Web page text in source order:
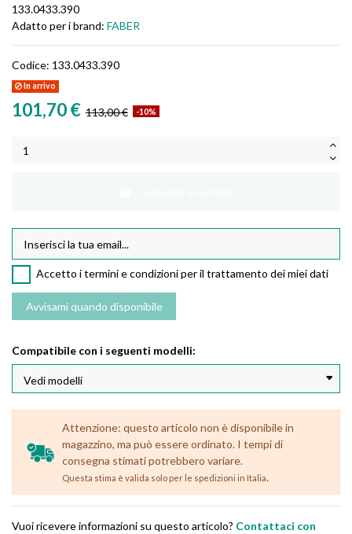
133.0433.390
Adatto per i brand: FABER
Codice: 133.0433.390
In arrivo
101,70 € 113,00 € -10%
Accetto i termini e condizioni per il trattamento dei miei dati
Compatibile con i seguenti modelli:
Attenzione: questo articolo non è disponibile in
magazzino, ma può essere ordinato. I tempi di
consegna stimati potrebbero variare.
Questa stima è valida solo per le spedizioni in Italia.
Vuoi ricevere informazioni su questo articolo? Contattaci con